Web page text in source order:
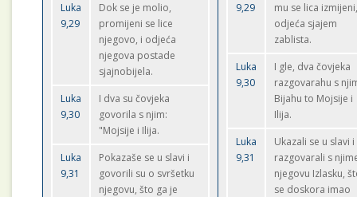
Luka
9,29
Dok se je molio,
promijeni se lice
njegovo, i odjeća
njegova postade
sjajnobijela.
Luka
9,30
I dva su čovjeka
govorila s njim:
"Mojsije i Ilija.
Luka
9,31
Pokazaše se u slavi i
govorili su o svršetku
njegovu, što ga je
9,29
mu se lica
odjeća sjajem
zablista.
Luka
9,30
I gle, dva čovjeka
razgovarahu s
Bijahu to Mojsije i
Ilija.
Luka
9,31
Ukazali se u slavi i
razgovarali s
njegovu Izlasku,
se doskora imao